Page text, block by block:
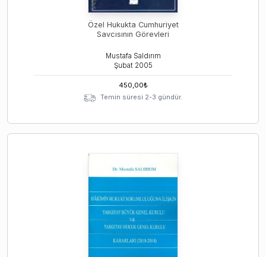
Özel Hukukta Cumhuriyet
Savcısının Görevleri
Mustafa Saldırım
Şubat 2005
450,00₺
Temin süresi 2-3 gündür.